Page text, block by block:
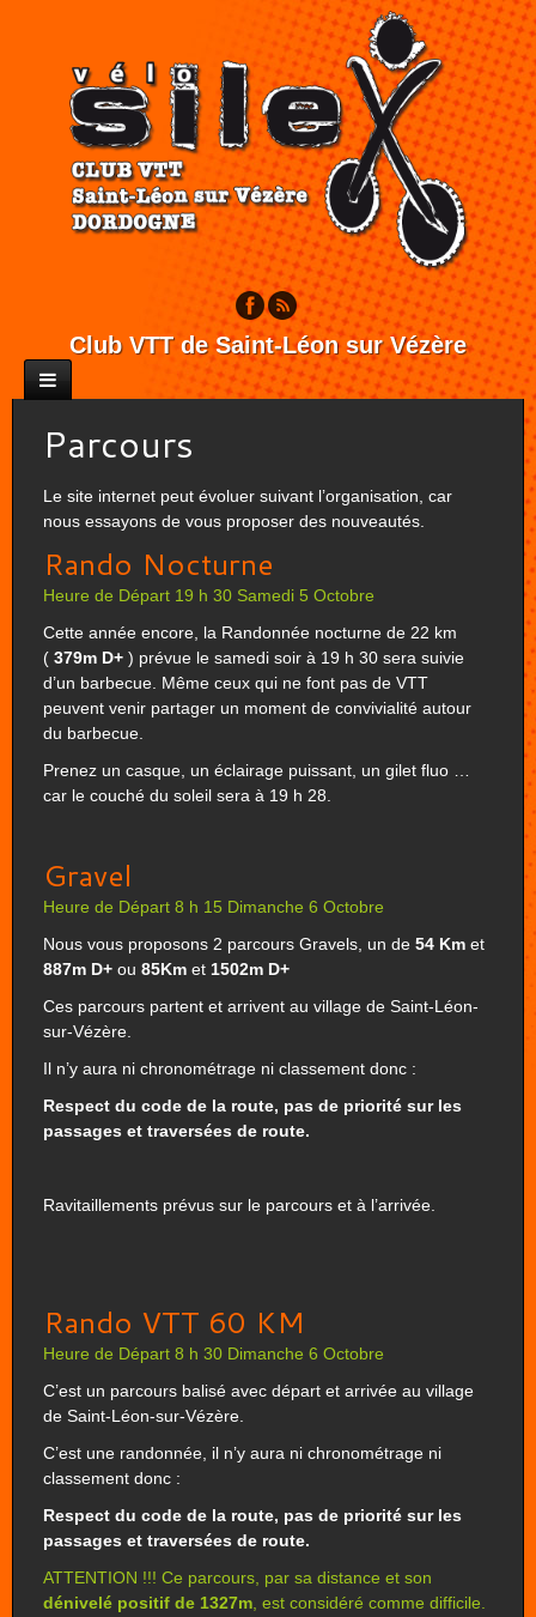
Club VTT de Saint-Léon sur Vézère
Parcours
Le site internet peut évoluer suivant l’organisation, car
nous essayons de vous proposer des nouveautés.
Rando Nocturne
Heure de Départ 19 h 30 Samedi 5 Octobre
Cette année encore, la Randonnée nocturne de 22 km
( 379m D+ ) prévue le samedi soir à 19 h 30 sera suivie
d’un barbecue. Même ceux qui ne font pas de VTT
peuvent venir partager un moment de convivialité autour
du barbecue.
Prenez un casque, un éclairage puissant, un gilet fluo …
car le couché du soleil sera à 19 h 28.
Gravel
Heure de Départ 8 h 15 Dimanche 6 Octobre
Nous vous proposons 2 parcours Gravels, un de 54 Km et
887m D+ ou 85Km et 1502m D+
Ces parcours partent et arrivent au village de Saint-Léon-
sur-Vézère.
Il n’y aura ni chronométrage ni classement donc :
Respect du code de la route, pas de priorité sur les
passages et traversées de route.
Ravitaillements prévus sur le parcours et à l’arrivée.
Rando VTT 60 KM
Heure de Départ 8 h 30 Dimanche 6 Octobre
C’est un parcours balisé avec départ et arrivée au village
de Saint-Léon-sur-Vézère.
C’est une randonnée, il n’y aura ni chronométrage ni
classement donc :
Respect du code de la route, pas de priorité sur les
passages et traversées de route.
ATTENTION !!! Ce parcours, par sa distance et son
dénivelé positif de 1327m, est considéré comme difficile.